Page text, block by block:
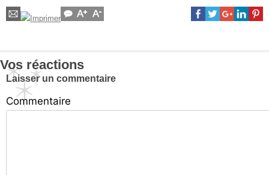
Vos réactions
Laisser un commentaire
Commentaire